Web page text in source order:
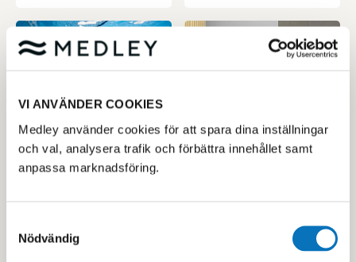
VI ANVÄNDER COOKIES
Medley använder cookies för att spara dina inställningar
och val, analysera trafik och förbättra innehållet samt
anpassa marknadsföring.
Nödvändig
Simning Boka Checkup-test